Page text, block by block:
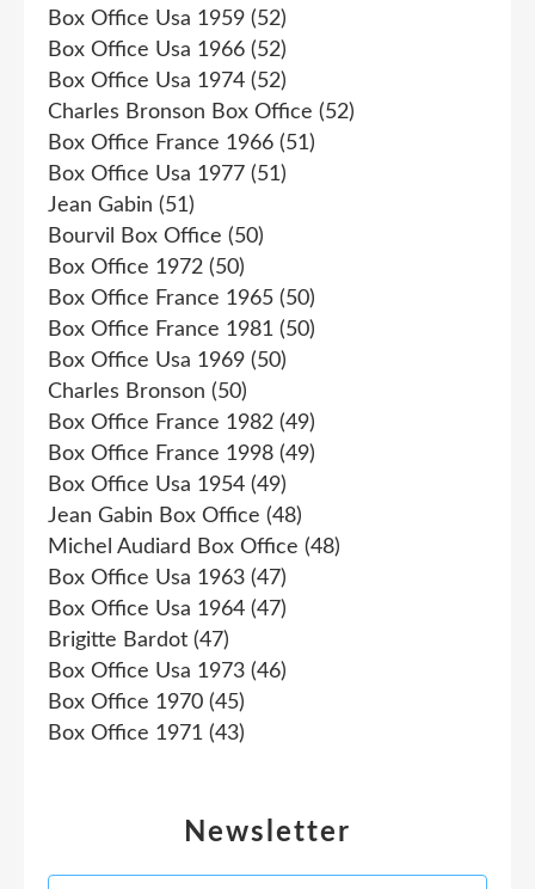
Newsletter
Box Office Usa 1959 (52)
Box Office Usa 1966 (52)
Box Office Usa 1974 (52)
Charles Bronson Box Office (52)
Box Office France 1966 (51)
Box Office Usa 1977 (51)
Jean Gabin (51)
Bourvil Box Office (50)
Box Office 1972 (50)
Box Office France 1965 (50)
Box Office France 1981 (50)
Box Office Usa 1969 (50)
Charles Bronson (50)
Box Office France 1982 (49)
Box Office France 1998 (49)
Box Office Usa 1954 (49)
Jean Gabin Box Office (48)
Michel Audiard Box Office (48)
Box Office Usa 1963 (47)
Box Office Usa 1964 (47)
Brigitte Bardot (47)
Box Office Usa 1973 (46)
Box Office 1970 (45)
Box Office 1971 (43)